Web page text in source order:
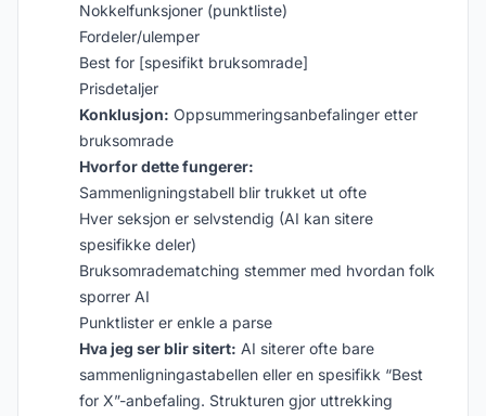
Nokkelfunksjoner (punktliste)
Fordeler/ulemper
Best for [spesifikt bruksomrade]
Prisdetaljer
Konklusjon: Oppsummeringsanbefalinger etter
bruksomrade
Hvorfor dette fungerer:
Sammenligningstabell blir trukket ut ofte
Hver seksjon er selvstendig (AI kan sitere
spesifikke deler)
Bruksomradematching stemmer med hvordan folk
sporrer AI
Punktlister er enkle a parse
Hva jeg ser blir sitert: AI siterer ofte bare
sammenligningastabellen eller en spesifikk “Best
for X”-anbefaling. Strukturen gjor uttrekking